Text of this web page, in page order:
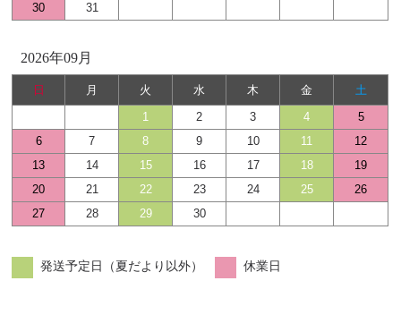
30
31
2026年09月
日 月 火 水 木 金
土
1
2 3 4
5
6
7 8 9 10 11
12
13
14 15 16 17 18
19
20
21 22 23 24 25
26
27
28 29 30
発送予定日（夏だより以外） 休業日